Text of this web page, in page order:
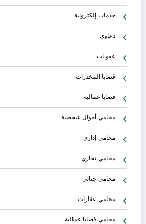
خدمات إلكترونية
دعاوى
عقوبات
قضايا المخدرات
قضايا عمالية
محامي أحوال شخصية
محامي إداري
محامي تجاري
محامي جنائي
محامي عقارات
محامي قضايا عمالية